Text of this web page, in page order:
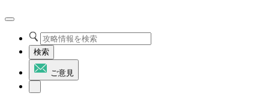
検索
ご意見